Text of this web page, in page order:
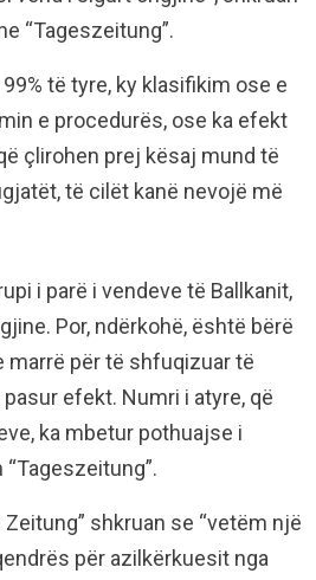
“Tageszeitung”.
të tyre, ky klasifikim ose e
e procedurës, ose ka efekt
çlirohen prej kësaj mund të
të cilët kanë nevojë më
i parë i vendeve të Ballkanit,
Por, ndërkohë, është bërë
marrë për të shfuqizuar të
efekt. Numri i atyre, që
ka mbetur pothuajse i
“Tageszeitung”.
shkruan se “vetëm një
për azilkërkuesit nga